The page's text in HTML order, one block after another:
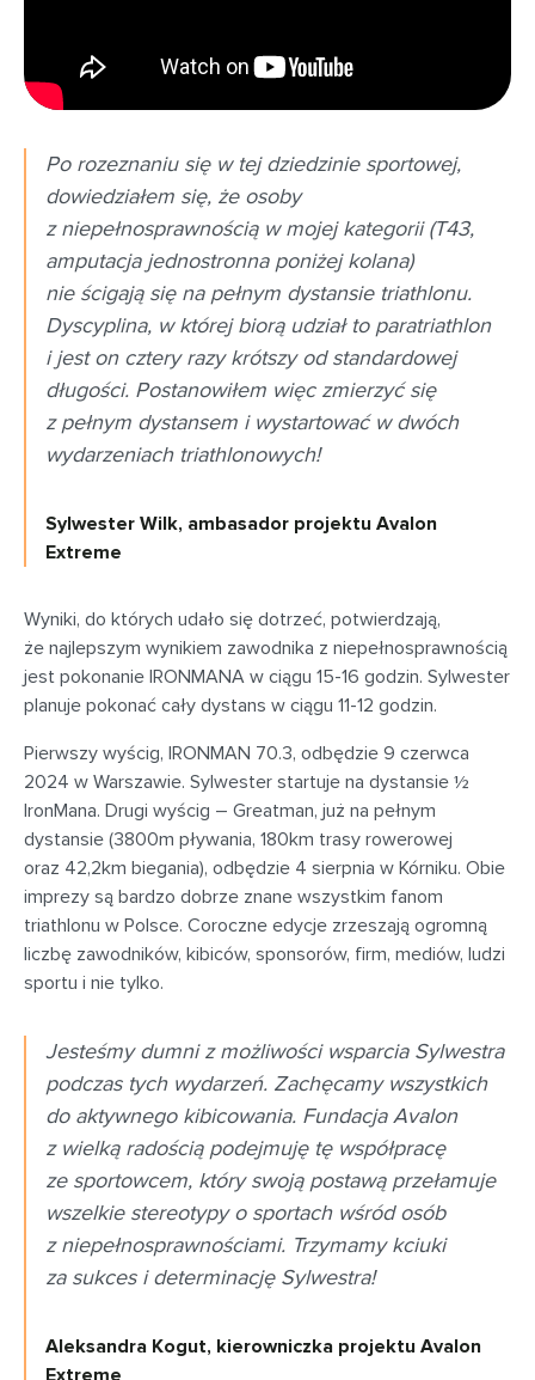
Po rozeznaniu się w tej dziedzinie sportowej,
dowiedziałem się, że osoby
z niepełnosprawnością w mojej kategorii (T43,
amputacja jednostronna poniżej kolana)
nie ścigają się na pełnym dystansie triathlonu.
Dyscyplina, w której biorą udział to paratriathlon
i jest on cztery razy krótszy od standardowej
długości. Postanowiłem więc zmierzyć się
z pełnym dystansem i wystartować w dwóch
wydarzeniach triathlonowych!
Sylwester Wilk, ambasador projektu Avalon
Extreme
Wyniki, do których udało się dotrzeć, potwierdzają,
że najlepszym wynikiem zawodnika z niepełnosprawnością
jest pokonanie IRONMANA w ciągu 15-16 godzin. Sylwester
planuje pokonać cały dystans w ciągu 11-12 godzin.
Pierwszy wyścig, IRONMAN 70.3, odbędzie 9 czerwca
2024 w Warszawie. Sylwester startuje na dystansie ½
IronMana. Drugi wyścig – Greatman, już na pełnym
dystansie (3800m pływania, 180km trasy rowerowej
oraz 42,2km biegania), odbędzie 4 sierpnia w Kórniku. Obie
imprezy są bardzo dobrze znane wszystkim fanom
triathlonu w Polsce. Coroczne edycje zrzeszają ogromną
liczbę zawodników, kibiców, sponsorów, firm, mediów, ludzi
sportu i nie tylko.
Jesteśmy dumni z możliwości wsparcia Sylwestra
podczas tych wydarzeń. Zachęcamy wszystkich
do aktywnego kibicowania. Fundacja Avalon
z wielką radością podejmuję tę współpracę
ze sportowcem, który swoją postawą przełamuje
wszelkie stereotypy o sportach wśród osób
z niepełnosprawnościami. Trzymamy kciuki
za sukces i determinację Sylwestra!
Aleksandra Kogut, kierowniczka projektu Avalon
Extreme